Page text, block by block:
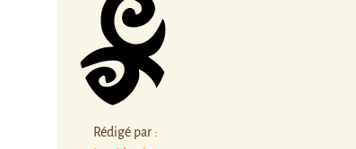
Rédigé par :